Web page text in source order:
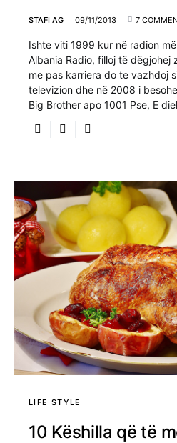
STAFI AG 09/11/2013 7
Ishte viti 1999 kur në radion
Albania Radio, filloj të dëgjohej
me pas karriera do te vazhdoj
televizion dhe në 2008 i
Big Brother apo 1001 Pse, E
LIFE STYLE
10 Këshilla që të